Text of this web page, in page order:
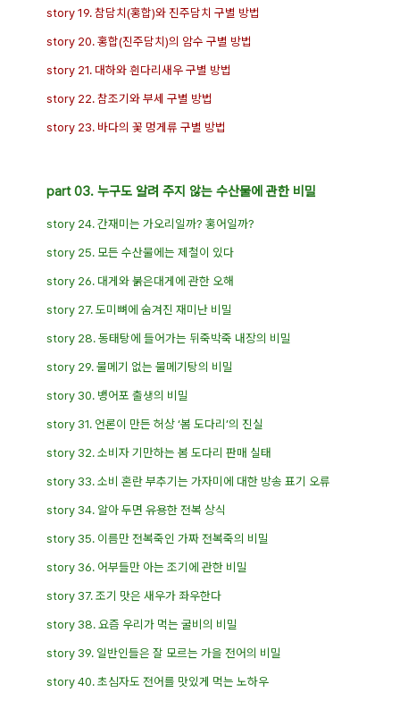
story 19. 참담치(홍합)와 진주담치 구별 방법
story 20. 홍합(진주담치)의 암수 구별 방법
story 21. 대하와 흰다리새우 구별 방법
story 22. 참조기와 부세 구별 방법
story 23. 바다의 꽃 멍게류 구별 방법
part 03. 누구도 알려 주지 않는 수산물에 관한 비밀
story 24. 간재미는 가오리일까? 홍어일까?
story 25. 모든 수산물에는 제철이 있다
story 26. 대게와 붉은대게에 관한 오해
story 27. 도미뼈에 숨겨진 재미난 비밀
story 28. 동태탕에 들어가는 뒤죽박죽 내장의 비밀
story 29. 물메기 없는 물메기탕의 비밀
story 30. 뱅어포 출생의 비밀
story 31. 언론이 만든 허상 ‘봄 도다리’의 진실
story 32. 소비자 기만하는 봄 도다리 판매 실태
story 33. 소비 혼란 부추기는 가자미에 대한 방송 표기 오류
story 34. 알아 두면 유용한 전복 상식
story 35. 이름만 전복죽인 가짜 전복죽의 비밀
story 36. 어부들만 아는 조기에 관한 비밀
story 37. 조기 맛은 새우가 좌우한다
story 38. 요즘 우리가 먹는 굴비의 비밀
story 39. 일반인들은 잘 모르는 가을 전어의 비밀
story 40. 초심자도 전어를 맛있게 먹는 노하우